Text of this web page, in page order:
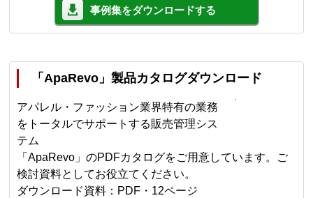
事例集をダウンロードする
「ApaRevo」製品カタログダウンロード
アパレル・ファッション業界特有の業務
をトータルでサポートする販売管理シス
テム
「ApaRevo」のPDFカタログをご用意しています。ご
検討資料としてお役立てください。
ダウンロード資料：PDF・12ページ